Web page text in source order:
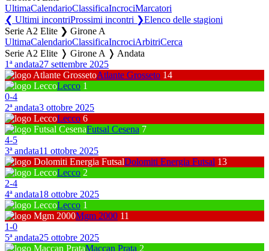
UltimaCalendarioClassificaIncrociMarcatori
❮ Ultimi incontriProssimi incontri ❯Elenco delle stagioni
Serie A2 Elite ❯ Girone A
UltimaCalendarioClassificaIncrociArbitriCerca
Serie A2 Elite ❭ Girone A ❭ Andata
1ª andata27 settembre 2025
Atlante Grosseto 14
Lecco 1
0-4
2ª andata3 ottobre 2025
Lecco 6
Futsal Cesena 7
4-5
3ª andata11 ottobre 2025
Dolomiti Energia Futsal 13
Lecco 2
2-4
4ª andata18 ottobre 2025
Lecco 1
Mgm 2000 11
1-0
5ª andata25 ottobre 2025
Maccan Prata 2